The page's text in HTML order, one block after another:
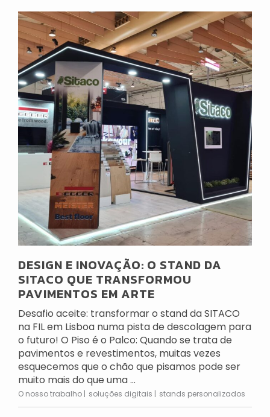
DESIGN E INOVAÇÃO: O STAND DA
SITACO QUE TRANSFORMOU
PAVIMENTOS EM ARTE
Desafio aceite: transformar o stand da SITACO
na FIL em Lisboa numa pista de descolagem para
o futuro! O Piso é o Palco: Quando se trata de
pavimentos e revestimentos, muitas vezes
esquecemos que o chão que pisamos pode ser
muito mais do que uma ...
O nosso trabalho soluções digitais stands personalizados